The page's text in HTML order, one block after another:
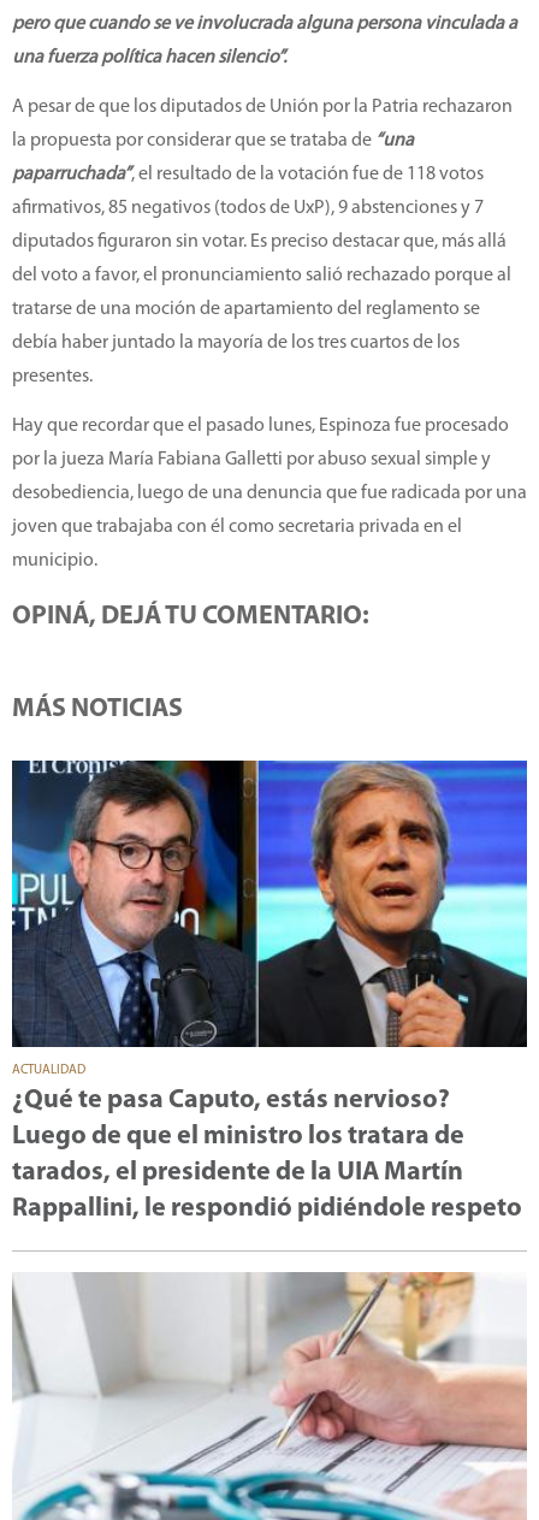
pero que cuando se ve involucrada alguna persona vinculada a
una fuerza política hacen silencio”.
A pesar de que los diputados de Unión por la Patria rechazaron
la propuesta por considerar que se trataba de “una
paparruchada”, el resultado de la votación fue de 118 votos
afirmativos, 85 negativos (todos de UxP), 9 abstenciones y 7
diputados figuraron sin votar. Es preciso destacar que, más allá
del voto a favor, el pronunciamiento salió rechazado porque al
tratarse de una moción de apartamiento del reglamento se
debía haber juntado la mayoría de los tres cuartos de los
presentes.
Hay que recordar que el pasado lunes, Espinoza fue procesado
por la jueza María Fabiana Galletti por abuso sexual simple y
desobediencia, luego de una denuncia que fue radicada por una
joven que trabajaba con él como secretaria privada en el
municipio.
OPINÁ, DEJÁ TU COMENTARIO:
MÁS NOTICIAS
ACTUALIDAD
¿Qué te pasa Caputo, estás nervioso?
Luego de que el ministro los tratara de
tarados, el presidente de la UIA Martín
Rappallini, le respondió pidiéndole respeto